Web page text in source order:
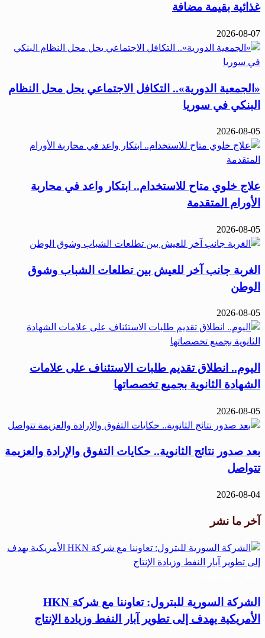
غذائية بقيمة مضافة
2026-08-07
«الجمعية الدورية».. التكافل الاجتماعي يحل محل النظام
البنكي في سوريا
2026-08-05
علاج خلوي متاح للاستخدام.. ابتكار واعد في محاربة
الأورام المتقدمة
2026-08-05
الغربة جانب آخر للعيش بين تطلعات الشباب وشوق
الوطن
2026-08-05
اليوم.. انطلاق تقديم طلبات الاستئناف على علامات
الشهادة الثانوية بجميع تخصصاتها
2026-08-05
بعد صدور نتائج الثانوية.. حكايات التفوق والإرادة والعزيمة
تتواصل
2026-08-04
آخر ما نشر
الشركة السورية للبترول: تعاوننا مع شركة HKN
الأمريكية يهدف إلى تطوير آبار النفط وزيادة الإنتاج